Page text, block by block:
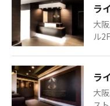
ラ
大
ル2F
ラ
大